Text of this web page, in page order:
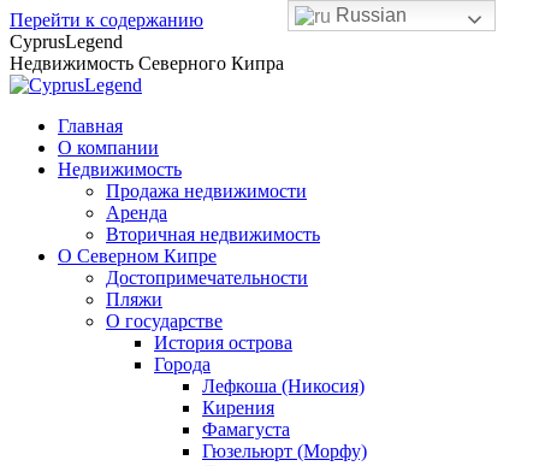
Перейти к содержанию
CyprusLegend
Недвижимость Северного Кипра
Главная
О компании
Недвижимость
Продажа недвижимости
Аренда
Вторичная недвижимость
О Северном Кипре
Достопримечательности
Пляжи
О государстве
История острова
Города
Лефкоша (Никосия)
Кирения
Фамагуста
Гюзельюрт (Морфу)
Russian